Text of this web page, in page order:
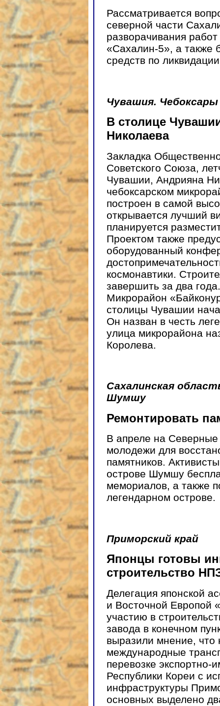
Рассматривается
северной части
разворачивания
«Сахалин-5», а также
средств по
Чувашия. Чебоксары
В столице
Николаева
Закладка
Советского Союза,
Чувашии, Андрияна
чебоксарском
построен в самой
открывается лучший
планируется
Проектом также
оборудованный
космонавтики.
завершить за два года.
Микрорайон
столицы Чувашии
Он назван в честь
улица микрорайона
Королева.
Сахалинская
Шумшу
Ремонтировать
В апреле на Северные
молодежи для
памятников.
острове Шумшу
мемориалов, а также
легендарном острове.
Приморский край
Японцы готовы
строительство
Делегация японской
и Восточной Европой
участию в
завода в конечном
выразили мнение, что
международные
перевозке экспортно-
Республики Кореи с
инфраструктуры
основных выделено